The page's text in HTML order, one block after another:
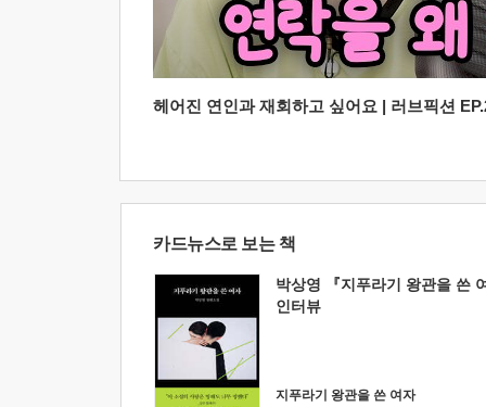
헤어진 연인과 재회하고 싶어요 | 러브픽션
카드뉴스로 보는 책
박상영 『지푸라기 왕관을 쓴
인터뷰
지푸라기 왕관을 쓴 여자